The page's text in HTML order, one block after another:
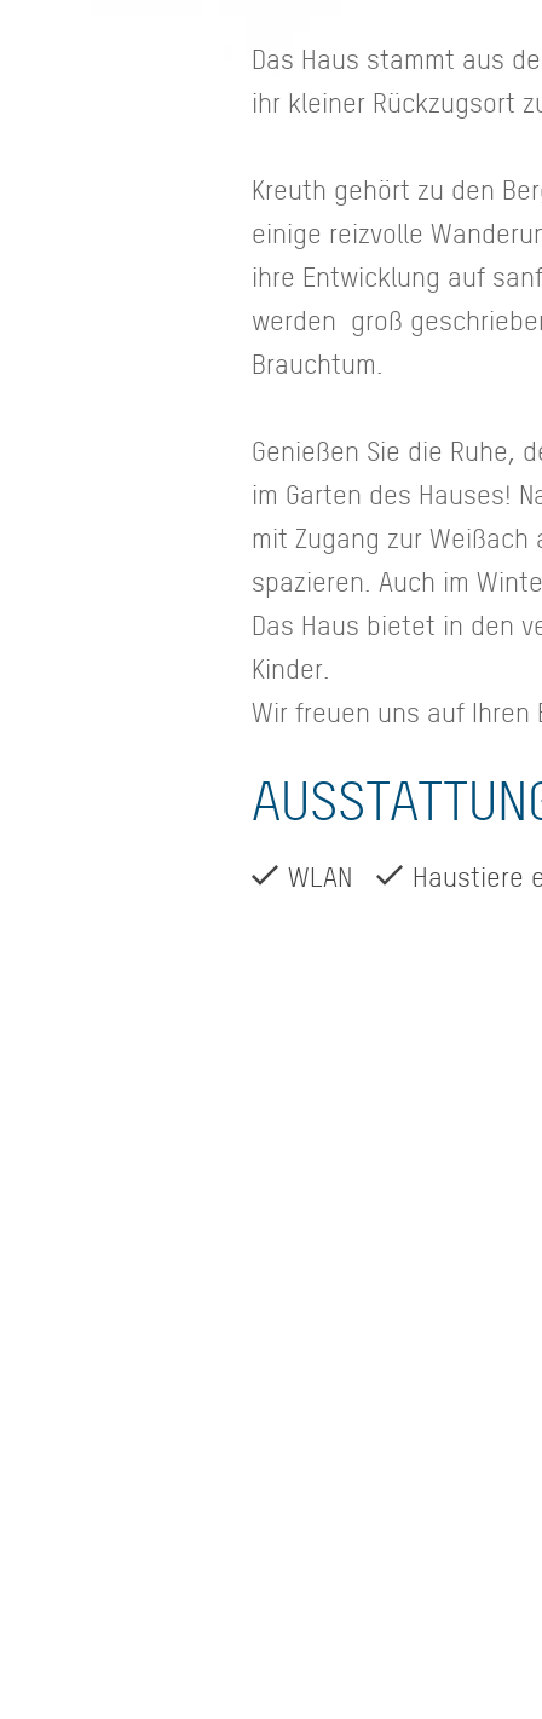
Das Haus stammt aus
ihr kleiner Rückzugsort
Kreuth gehört zu den
einige reizvolle
ihre Entwicklung auf
werden groß
Brauchtum.
Genießen Sie die Ruhe,
im Garten des Hauses!
mit Zugang zur
spazieren. Auch im
Das Haus bietet in den
Kinder.
Wir freuen uns auf Ihren
WLAN Haustiere